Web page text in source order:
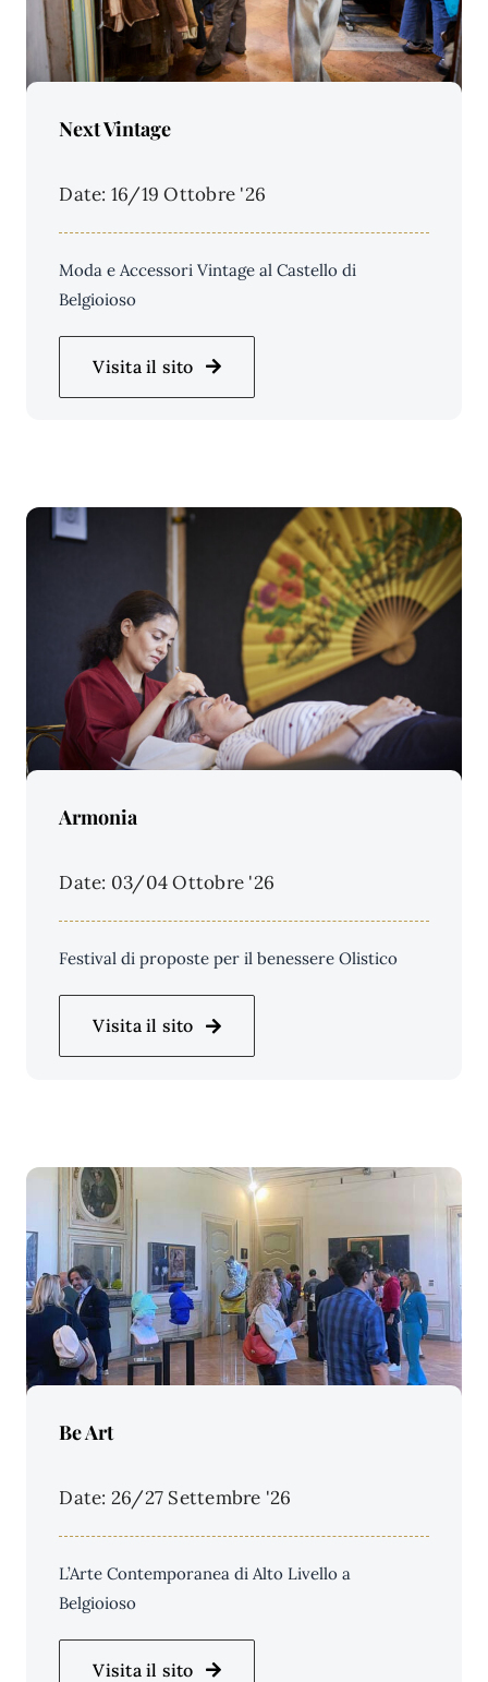
Next Vintage
Date: 16/19 Ottobre '26
Moda e Accessori Vintage al Castello di
Belgioioso
Visita il sito
Armonia
Date: 03/04 Ottobre '26
Festival di proposte per il benessere Olistico
Visita il sito
Be Art
Date: 26/27 Settembre '26
L’Arte Contemporanea di Alto Livello a
Belgioioso
Visita il sito